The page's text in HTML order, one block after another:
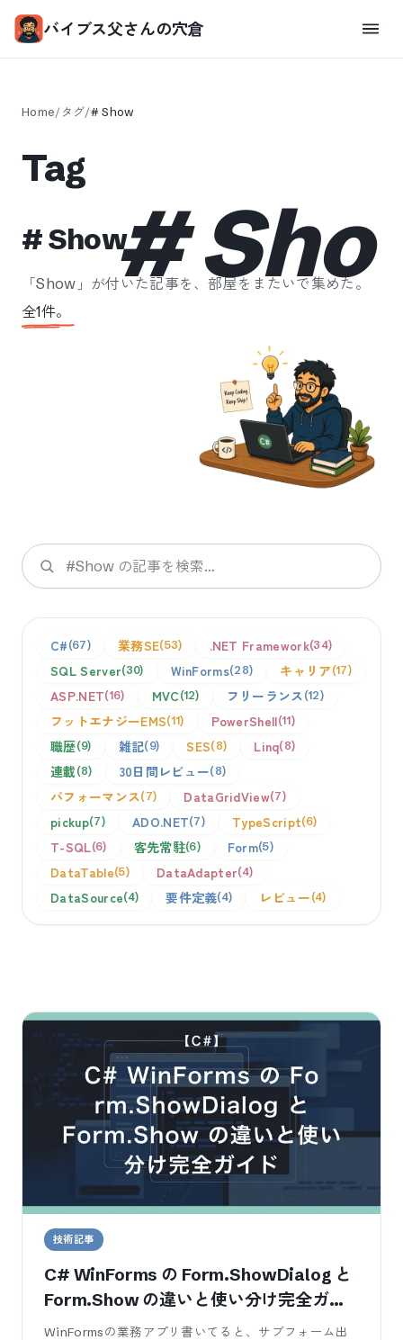
バイブス父さんの穴倉
Home/タグ/#Show
#
Tag
#Show
「Show 」が付いた記事を、部屋をまたいで集めた。
全1件。
検索
C# 67 業務SE 53 .NET Framework 34
SQL Server 30 WinForms 28 キャリア 17
ASP.NET 16 MVC 12 フリーランス 12
フットエナジーEMS 11 PowerShell 11
職歴 9 雑記 9 SES 8 Linq 8
連載 8 30日間レビュー 8
パフォーマンス 7 DataGridView 7
pickup 7 ADO.NET 7 TypeScript 6
T-SQL 6 客先常駐 6 Form 5
DataTable 5 DataAdapter 4
DataSource 4 要件定義 4 レビュー 4
技術記事
C# WinForms の Form.ShowDialog と
Form.Show の違いと使い分け完全ガイ
ド
WinFormsの業務アプリ書いてると、サブフォーム出